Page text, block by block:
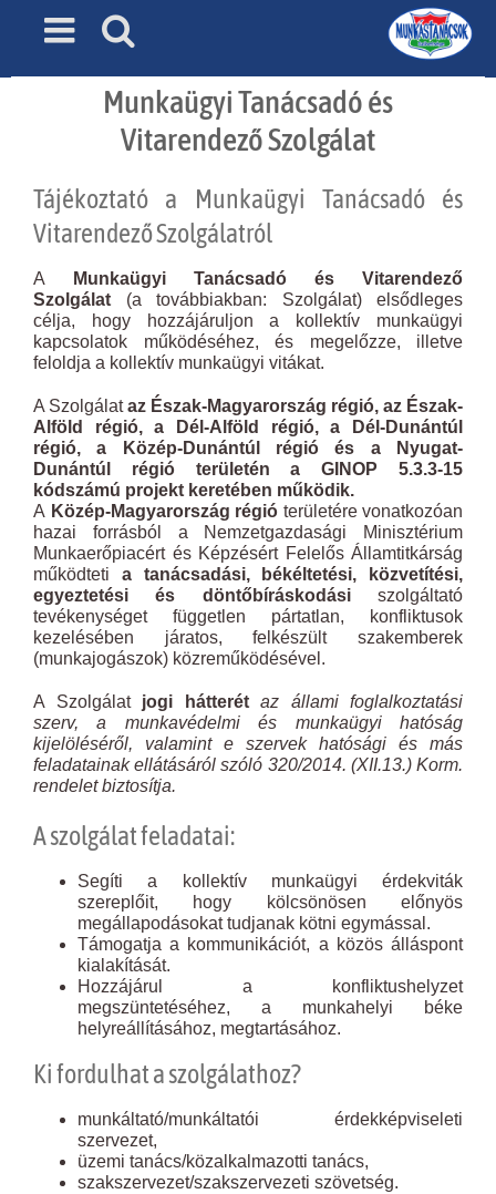
Munkaügyi Tanácsadó és
Vitarendező Szolgálat
Tájékoztató a Munkaügyi Tanácsadó és
Vitarendező Szolgálatról
A
Munkaügyi Tanácsadó és Vitarendező
Szolgálat (a továbbiakban: Szolgálat) elsődleges
célja, hogy hozzájáruljon a kollektív munkaügyi
kapcsolatok működéséhez, és megelőzze, illetve
feloldja a kollektív munkaügyi vitákat.
A Szolgálataz Észak-Magyarország régió, az Észak-
Alföld régió, a Dél-Alföld régió, a Dél-Dunántúl
régió, a Közép-Dunántúl régió és a Nyugat-
Dunántúl régió területén a GINOP 5.3.3-15
kódszámú projekt keretében működik.
A Közép-Magyarország régió területére vonatkozóan
hazai forrásból a Nemzetgazdasági Minisztérium
Munkaerőpiacért és Képzésért Felelős Államtitkárság
működteti a tanácsadási, békéltetési, közvetítési,
egyeztetési és döntőbíráskodási szolgáltató
tevékenységet független pártatlan, konfliktusok
kezelésében járatos, felkészült szakemberek
(munkajogászok) közreműködésével.
A Szolgálat jogi hátterét az állami foglalkoztatási
szerv, a munkavédelmi és munkaügyi hatóság
kijelöléséről, valamint e szervek hatósági és más
feladatainak ellátásáról szóló 320/2014. (XII.13.) Korm.
rendelet biztosítja.
A szolgálat feladatai:
Segíti a kollektív munkaügyi érdekviták
szereplőit, hogy kölcsönösen előnyös
megállapodásokat tudjanak kötni egymással.
Támogatja a kommunikációt, a közös álláspont
kialakítását.
Hozzájárul a konfliktushelyzet
megszüntetéséhez, a munkahelyi béke
helyreállításához, megtartásához.
Ki fordulhat a szolgálathoz?
munkáltató/munkáltatói érdekképviseleti
szervezet,
üzemi tanács/közalkalmazotti tanács,
szakszervezet/szakszervezeti szövetség.